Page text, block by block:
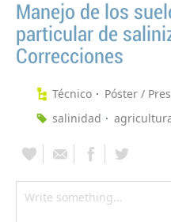
Manejo de los
particular de
Correcciones
Técnico Póster /
salinidad